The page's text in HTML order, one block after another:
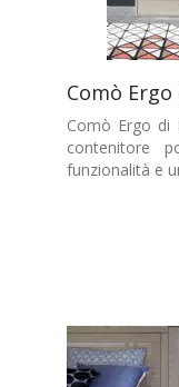
Comò
Comò Ergo
contenitore
funzionalità e